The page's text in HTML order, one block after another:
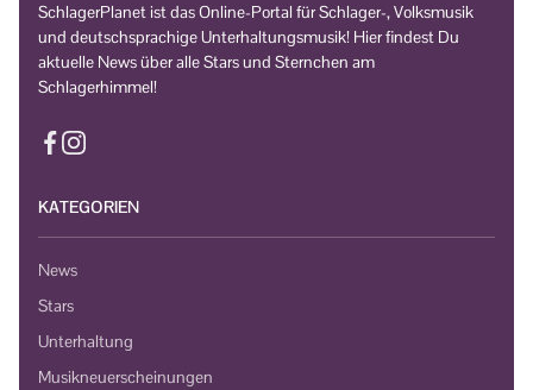
SchlagerPlanet ist das Online-Portal für Schlager-, Volksmusik
und deutschsprachige Unterhaltungsmusik! Hier findest Du
aktuelle News über alle Stars und Sternchen am
Schlagerhimmel!
KATEGORIEN
News
Stars
Unterhaltung
Musikneuerscheinungen